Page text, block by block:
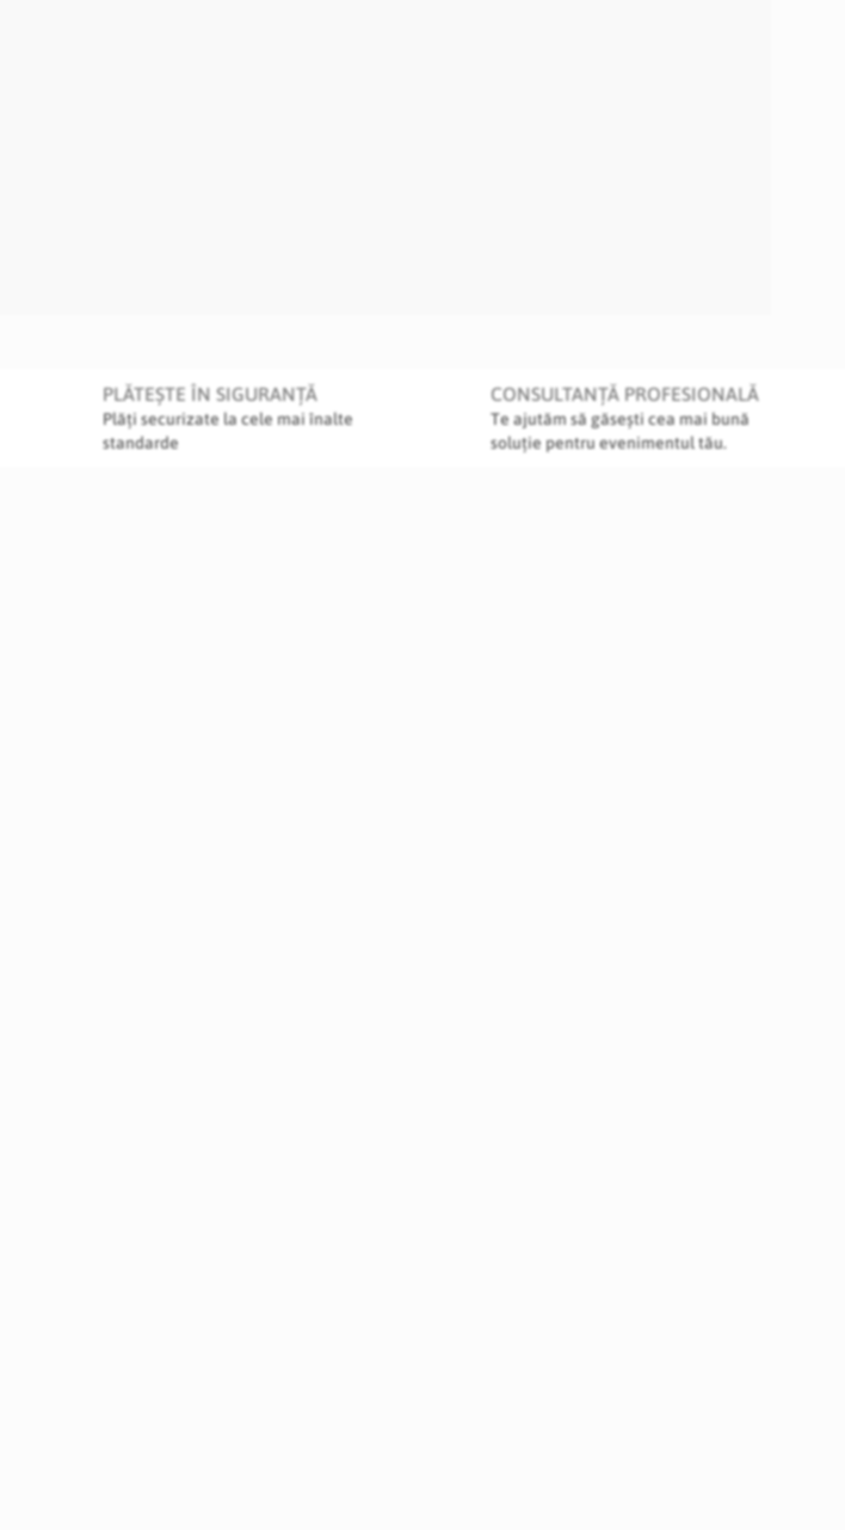
PLĂTEȘTE ÎN SIGURANȚĂ
Plăți securizate la cele mai înalte
standarde
CONSULTANȚĂ PROFESIONALĂ
Te ajutăm să găsești cea mai bună
soluție pentru evenimentul tău.